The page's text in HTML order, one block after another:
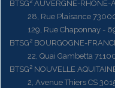
BTSG² AUVERGNE-RHÔNE-
28, Rue Plaisance 73000
129, Rue Chaponnay -
BTSG² BOURGOGNE-
22, Quai Gambetta 71100
BTSG² NOUVELLE
2, Avenue Thiers CS